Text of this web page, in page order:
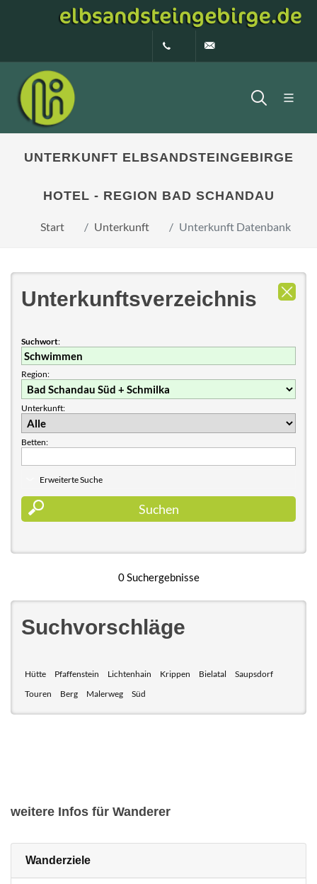
0160 99873408
UNTERKUNFT ELBSANDSTEINGEBIRGE
HOTEL - REGION BAD SCHANDAU
Start Unterkunft Unterkunft Datenbank
Unterkunftsverzeichnis
Suchwort:
Region:
Unterkunft:
Betten:
Erweiterte Suche
0 Suchergebnisse
Suchvorschläge
Hütte Pfaffenstein Lichtenhain Krippen Bielatal
Saupsdorf
Touren
Berg Malerweg Süd
weitere Infos für Wanderer
Wanderziele